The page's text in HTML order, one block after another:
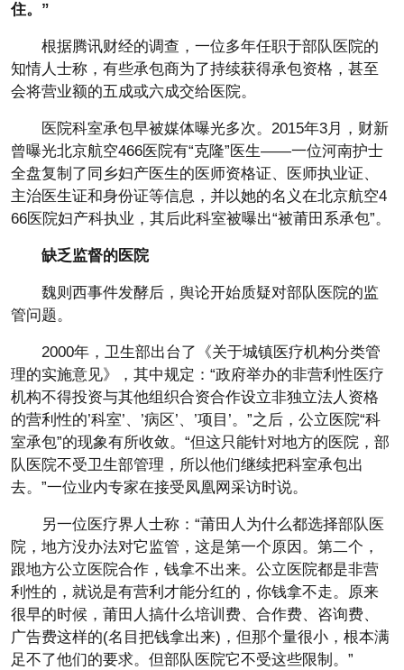
住。”
根据腾讯财经的调查，一位多年任职于部队医院的
知情人士称，有些承包商为了持续获得承包资格，甚至
会将营业额的五成或六成交给医院。
医院科室承包早被媒体曝光多次。2015年3月，财新
曾曝光北京航空466医院有“克隆”医生——一位河南护士
全盘复制了同乡妇产医生的医师资格证、医师执业证、
主治医生证和身份证等信息，并以她的名义在北京航空4
66医院妇产科执业，其后此科室被曝出“被莆田系承包”。
缺乏监督的医院
魏则西事件发酵后，舆论开始质疑对部队医院的监
管问题。
2000年，卫生部出台了《关于城镇医疗机构分类管
理的实施意见》，其中规定：“政府举办的非营利性医疗
机构不得投资与其他组织合资合作设立非独立法人资格
的营利性的’科室’、’病区’、’项目’。”之后，公立医院“科
室承包”的现象有所收敛。“但这只能针对地方的医院，部
队医院不受卫生部管理，所以他们继续把科室承包出
去。”一位业内专家在接受凤凰网采访时说。
另一位医疗界人士称：“莆田人为什么都选择部队医
院，地方没办法对它监管，这是第一个原因。第二个，
跟地方公立医院合作，钱拿不出来。公立医院都是非营
利性的，就说是有营利才能分红的，你钱拿不走。原来
很早的时候，莆田人搞什么培训费、合作费、咨询费、
广告费这样的(名目把钱拿出来)，但那个量很小，根本满
足不了他们的要求。但部队医院它不受这些限制。”